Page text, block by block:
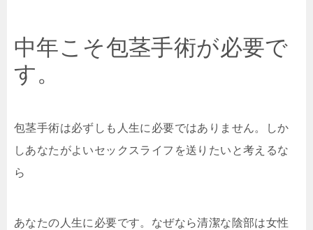
中年こそ包茎手術が必要で
す。
包茎手術は必ずしも人生に必要ではありません。しか
しあなたがよいセックスライフを送りたいと考えるな
ら
あなたの人生に必要です。なぜなら清潔な陰部は女性